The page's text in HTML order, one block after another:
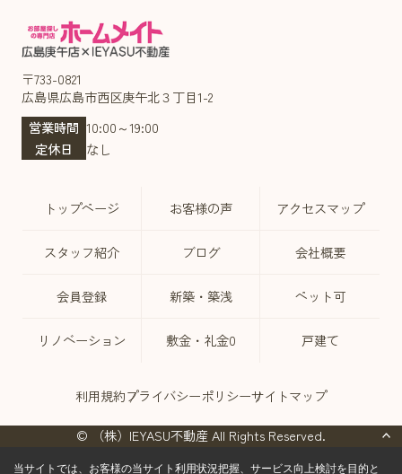
〒733-0821
広島県広島市西区庚午北３丁目1-2
営業時間 10:00～19:00
定休日
なし
トップページ お客様の声 アクセスマップ
スタッフ紹介 ブログ 会社概要
会員登録 新築・築浅 ペット可
リノベーション 敷金・礼金0 戸建て
利用規約プライバシーポリシーサイトマップ
© （株）IEYASU不動産 All Rights Reserved.
当サイトでは、お客様の当サイト利用状況把握、サービス向上検討を目的と